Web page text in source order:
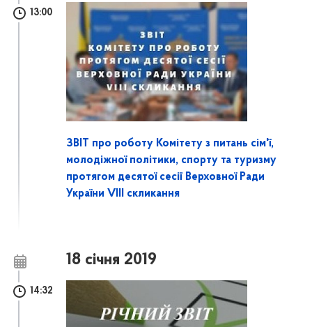
13:00
ЗВІТ про роботу Комітету з питань сім'ї,
молодіжної політики, спорту та туризму
протягом десятої сесії Верховної Ради
України VIII скликання
18 січня 2019
14:32